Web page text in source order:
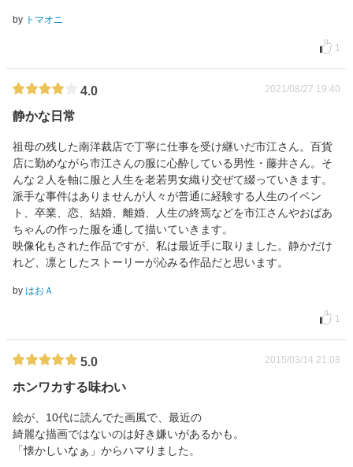
by トマオニ
1
4.0 2021/08/27 19:40
静かな日常
祖母の残した南洋裁店で丁寧に仕事を受け継いだ市江さん。百貨
店に勤めながら市江さんの服に心酔している男性・藤井さん。そ
んな２人を軸に服と人生を老若男女織り交ぜて綴っていきます。
派手な事件はありませんが人々が普通に経験する人生のイベン
ト、卒業、恋、結婚、離婚、人生の終焉などを市江さんやおばあ
ちゃんの作った服を通して描いていきます。
映像化もされた作品ですが、私は最近手に取りました。静かだけ
れど、凛としたストーリーが沁みる作品だと思います。
by はおＡ
1
5.0 2015/03/14 21:08
ホンワカする味わい
絵が、10代に読んでた画風で、最近の
綺麗な描画ではないのは好き嫌いがあるかも。
「懐かしいなぁ」からハマりました。